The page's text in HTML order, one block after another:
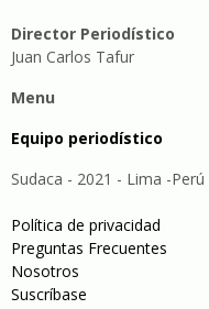
Director Periodístico
Juan Carlos Tafur
Menu
Equipo periodístico
Sudaca - 2021 - Lima -Perú
Política de privacidad
Preguntas Frecuentes
Nosotros
Suscríbase